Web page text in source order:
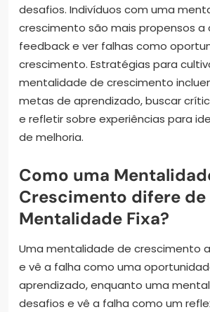
desafios. Indivíduos com uma
crescimento são mais propensos a
feedback e ver falhas como
crescimento. Estratégias para
mentalidade de crescimento
metas de aprendizado, buscar
e refletir sobre experiências para
de melhoria.
Como uma
Crescimento difere de
Mentalidade Fixa?
Uma mentalidade de crescimento
e vê a falha como uma
aprendizado, enquanto uma
desafios e vê a falha como um